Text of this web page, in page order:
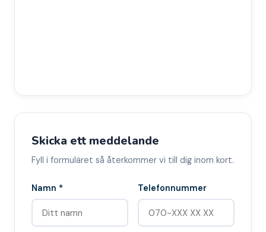
Skicka ett meddelande
Fyll i formuläret så återkommer vi till dig inom kort.
Namn * Telefonnummer